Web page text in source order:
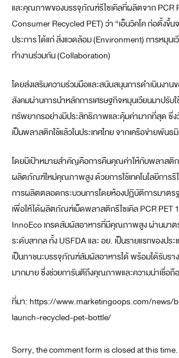
และคุณภาพของบรรจุภัณฑ์รีไซเคิลที่ผลิตจาก PCR
Consumer Recycled PET) ว่า “เอ็นวิคโค ก่อตั้งขึ้
ประการ ได้แก่ สิ่งแวดล้อม (Environment) การหมุน
ทำงานร่วมกัน (Collaboration)
โดยส่งเสริมความร่วมมือและสนับสนุนการดำเนินงาน
สังคมผ่านการนำหลักการเศรษฐกิจหมุนเวียนมาปรับ
ทรัพยากรอย่างมีประสิทธิภาพและคุ้มค่ามากที่สุด ซึ่
เป็นพลาสติกใช้แล้วในประเทศไทย จากเครือข่ายพันธ
โดยมีเป้าหมายสำคัญคือการคืนคุณค่าให้กับพลาสติก
ผลิตภัณฑ์ใหม่คุณภาพสูง ด้วยการใช้เทคโนโลยีการรี
การผลิตตลอดกระบวนการโดยห้องปฏิบัติการมาตรฐ
เพื่อให้ได้ผลิตภัณฑ์เม็ดพลาสติกรีไซเคิล PCR PET
InnoEco เกรดสัมผัสอาหารที่มีคุณภาพสูง ผ่านมา
ระดับสากล ทั้ง USFDA และ อย. เป็นรายแรกของปร
เป็นภาชนะบรรจุภัณฑ์สัมผัสอาหารได้ พร้อมได้รับรา
มากมาย ซึ่งช่วยการันตีถึงคุณภาพและความน่าเชื่อถือ
ที่มา: https://www.marketingoops.com/news/
launch-recycled-pet-bottle/
Sorry, the comment form is closed at this time.